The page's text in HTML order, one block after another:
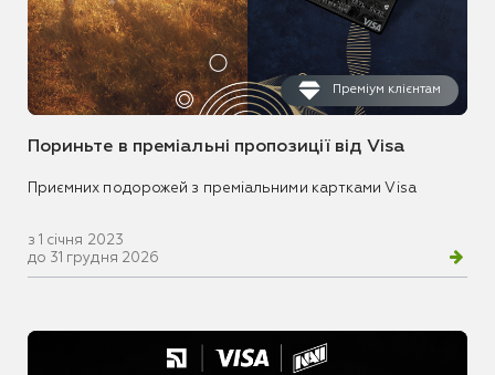
Преміум клієнтам
Пориньте в преміальні пропозиції від Visa
Приємних подорожей з преміальними картками Visa
з 1 січня 2023
до 31 грудня 2026